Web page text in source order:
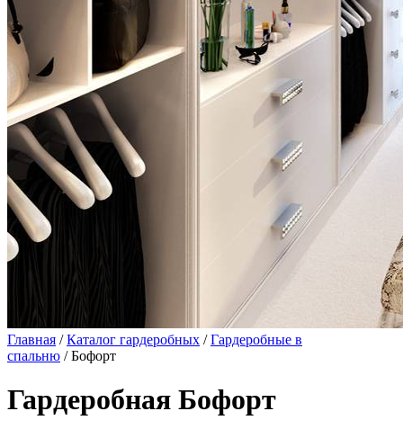
Главная /Каталог гардеробных /Гардеробные в
спальню / Бофорт
Гардеробная Бофорт